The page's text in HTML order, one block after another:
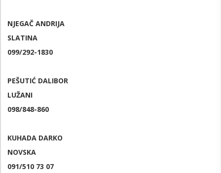
NJEGAČ ANDRIJA
SLATINA
099/292-1830
PEŠUTIĆ DALIBOR
LUŽANI
098/848-860
KUHADA DARKO
NOVSKA
091/510 73 07